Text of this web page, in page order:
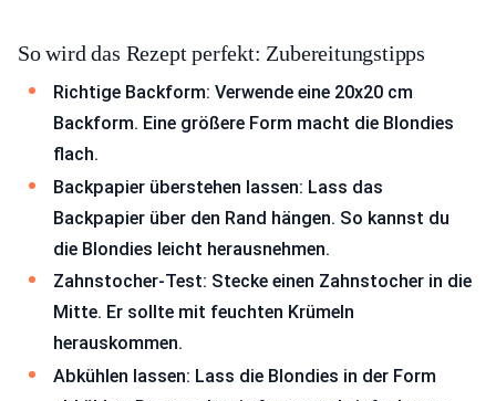
So wird das Rezept perfekt: Zubereitungstipps
Richtige Backform: Verwende eine 20x20 cm
Backform. Eine größere Form macht die Blondies
flach.
Backpapier überstehen lassen: Lass das
Backpapier über den Rand hängen. So kannst du
die Blondies leicht herausnehmen.
Zahnstocher-Test: Stecke einen Zahnstocher in die
Mitte. Er sollte mit feuchten Krümeln
herauskommen.
Abkühlen lassen: Lass die Blondies in der Form